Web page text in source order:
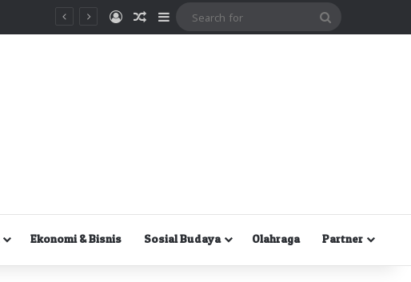
MasukRandom Article
Sidebar
Ekonomi & Bisnis Sosial Budaya Olahraga Partner